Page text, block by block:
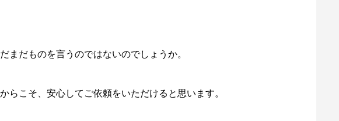
まだものを言うのではないのでしょうか。
らこそ、安心してご依頼をいただけると思います。